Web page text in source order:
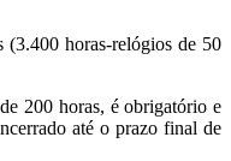
(3.400 horas-­relógios de 50
200 horas, é obrigatório e
até o prazo final de